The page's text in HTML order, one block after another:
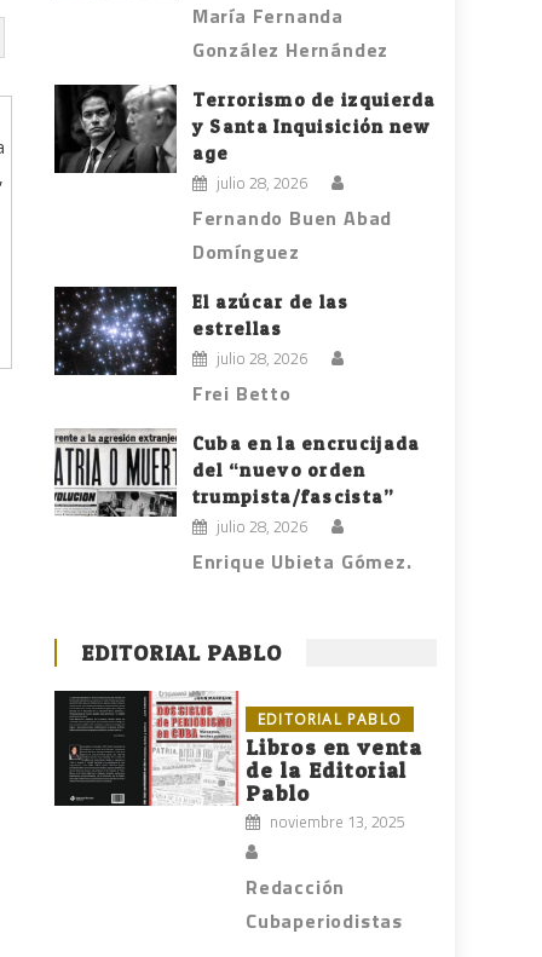
María Fernanda
González Hernández
Terrorismo de izquierda
y Santa Inquisición new
age
julio 28, 2026
Fernando Buen Abad
Domínguez
El azúcar de las
estrellas
julio 28, 2026
Frei Betto
Cuba en la encrucijada
del “nuevo orden
trumpista/fascista”
julio 28, 2026
Enrique Ubieta Gómez.
EDITORIAL PABLO
EDITORIAL PABLO
Libros en venta
de la Editorial
Pablo
noviembre 13, 2025
Redacción
Cubaperiodistas